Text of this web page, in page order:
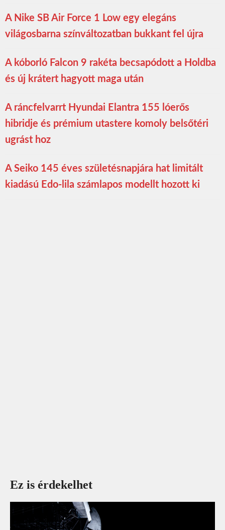
A Nike SB Air Force 1 Low egy elegáns
világosbarna színváltozatban bukkant fel újra
A kóborló Falcon 9 rakéta becsapódott a Holdba
és új krátert hagyott maga után
A ráncfelvarrt Hyundai Elantra 155 lóerős
hibridje és prémium utastere komoly belsőtéri
ugrást hoz
A Seiko 145 éves születésnapjára hat limitált
kiadású Edo-lila számlapos modellt hozott ki
Ez is érdekelhet